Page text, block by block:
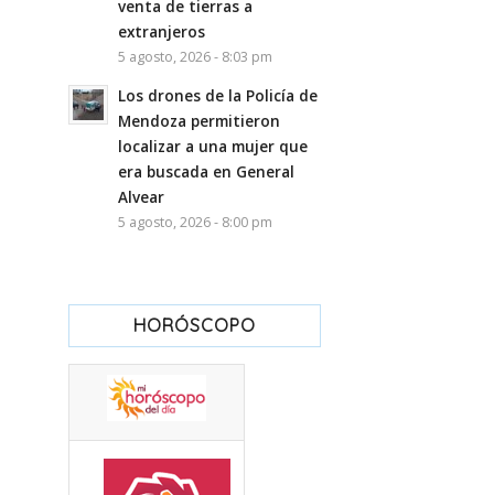
venta de tierras a
extranjeros
5 agosto, 2026 - 8:03 pm
Los drones de la Policía de
Mendoza permitieron
localizar a una mujer que
era buscada en General
Alvear
5 agosto, 2026 - 8:00 pm
HORÓSCOPO